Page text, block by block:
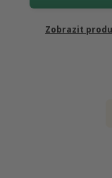
Zobrazit